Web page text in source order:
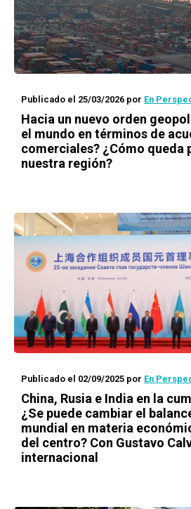
Publicado el 25/03/2026 por En
Hacia un nuevo orden
el mundo en términos de
comerciales? ¿Cómo queda
nuestra región?
Publicado el 02/09/2025 por En
China, Rusia e India en la
¿Se puede cambiar el
mundial en materia
del centro? Con Gustavo
internacional